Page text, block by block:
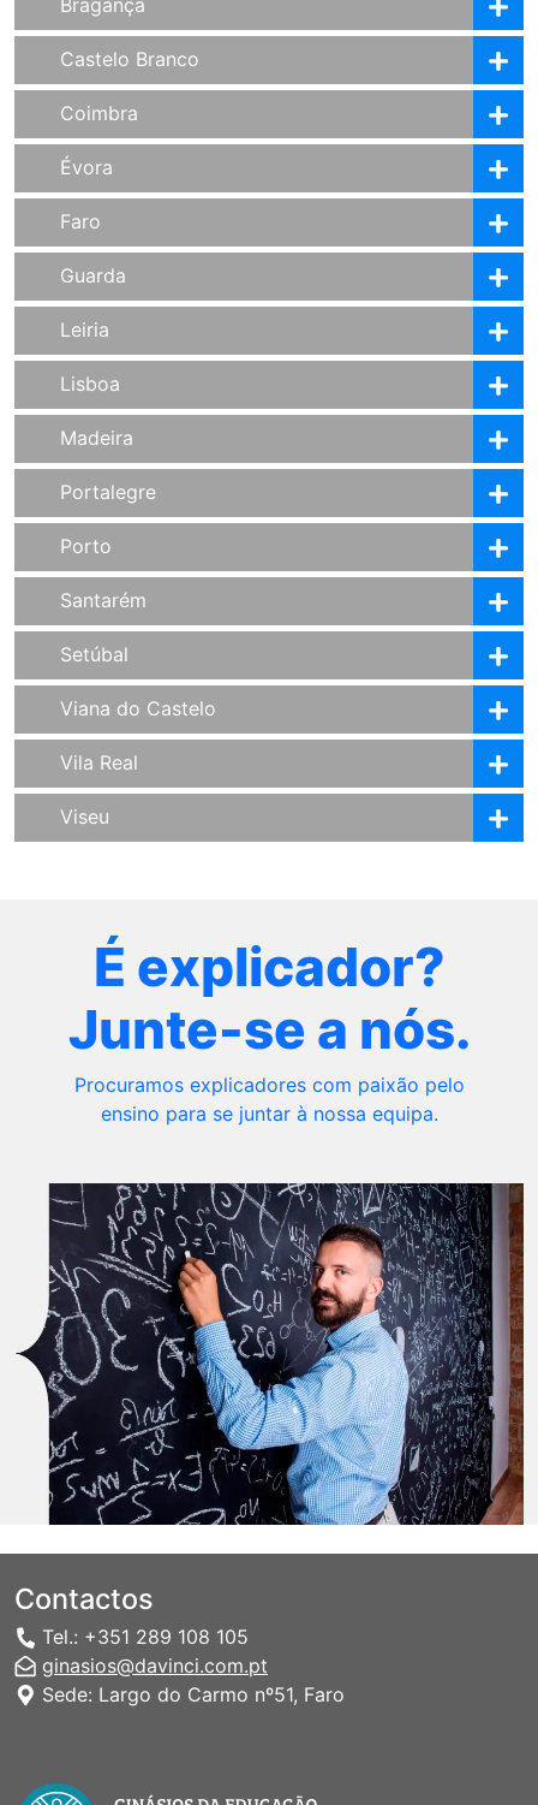
Castelo Branco
Coimbra
Évora
Faro
Guarda
Leiria
Lisboa
Madeira
Portalegre
Porto
Santarém
Setúbal
Viana do Castelo
Vila Real
Viseu
É explicador?
Junte-se a nós.
Procuramos explicadores com paixão pelo
ensino para se juntar à nossa equipa.
Contactos
Tel.: +351 289 108 105
ginasios@davinci.com.pt
Sede: Largo do Carmo nº51, Faro